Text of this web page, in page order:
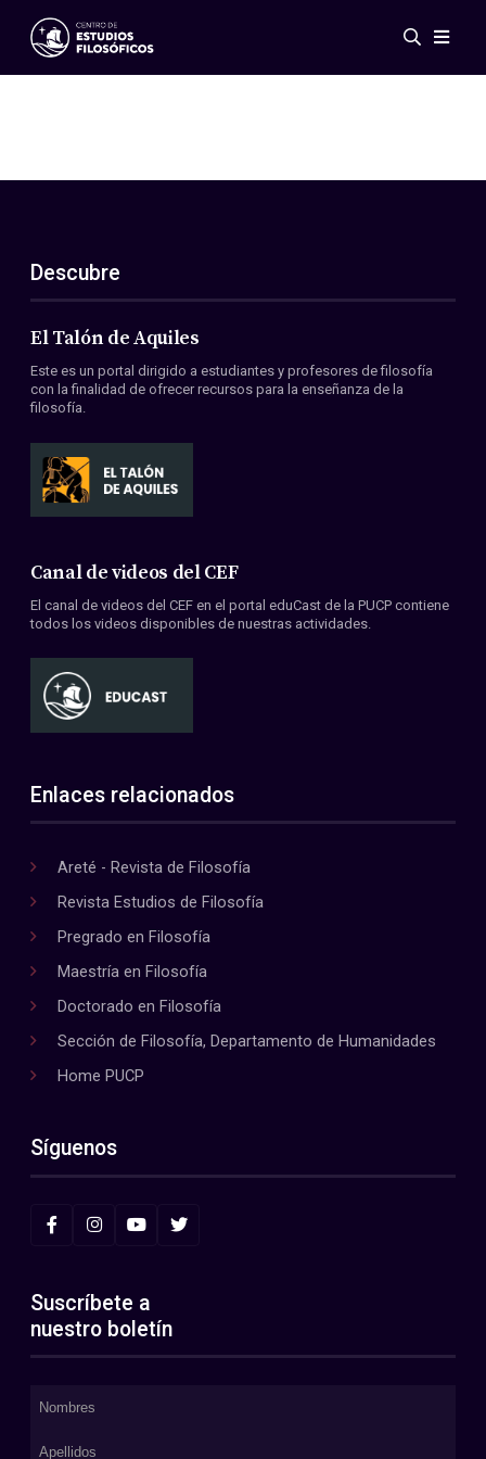
Eventos
ES
EN
Acerca de nosotros
Miembros
Convenios
Descubre
El Talón de Aquiles
Este es un portal dirigido a estudiantes y profesores de filosofía
con la finalidad de ofrecer recursos para la enseñanza de la
filosofía.
Canal de videos del CEF
El canal de videos del CEF en el portal eduCast de la PUCP contiene
todos los videos disponibles de nuestras actividades.
Enlaces relacionados
Areté - Revista de Filosofía
Revista Estudios de Filosofía
Pregrado en Filosofía
Maestría en Filosofía
Doctorado en Filosofía
Sección de Filosofía, Departamento de Humanidades
Home PUCP
Síguenos
Suscríbete a
nuestro boletín